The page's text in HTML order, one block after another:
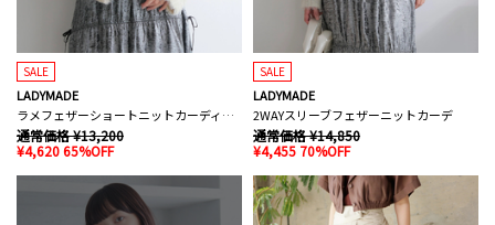
SALE
LADYMADE
ラメフェザーショートニットカーディガン
通常価格 ¥13,200
¥4,620 65%OFF
SALE
LADYMADE
2WAYスリーブフェザーニットカーデ
通常価格 ¥14,850
¥4,455 70%OFF